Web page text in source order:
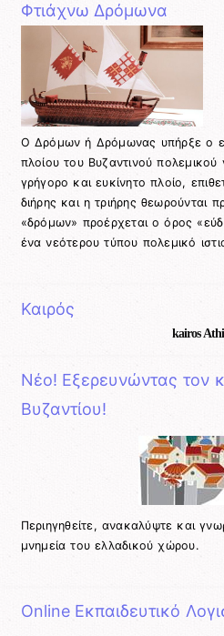
Φτιάχνω Δρόμωνα
Ο Δρόμων ή Δρόμωνας υπήρξε ο
πλοίου του Βυζαντινού
γρήγορο και ευκίνητο πλοίο,
διήρης και η τριήρης θεωρούνται
«δρόμων» προέρχεται ο όρος
ένα νεότερου τύπου πολεμικό
Καιρός
kairos
Νέο! Εξερευνώντας τον
Βυζαντίου!
Περιηγηθείτε, ανακαλύψτε και
μνημεία του ελλαδικού χώρου.
Online Εκπαιδευτικό